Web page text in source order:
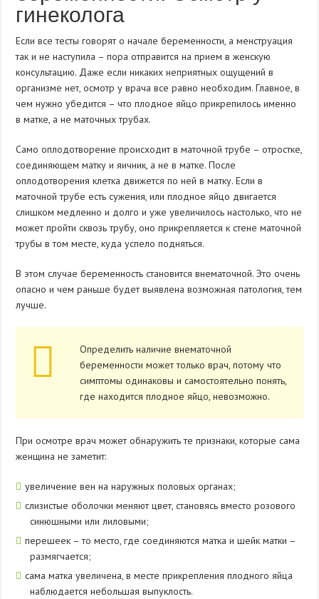
гинеколога
Если все тесты говорят о начале беременности, а менструация
так и не наступила – пора отправится на прием в женскую
консультацию. Даже если никаких неприятных ощущений в
организме нет, осмотр у врача все равно необходим. Главное, в
чем нужно убедится – что плодное яйцо прикрепилось именно
в матке, а не маточных трубах.
Само оплодотворение происходит в маточной трубе – отростке,
соединяющем матку и яичник, а не в матке. После
оплодотворения клетка движется по ней в матку. Если в
маточной трубе есть сужения, или плодное яйцо двигается
слишком медленно и долго и уже увеличилось настолько, что не
может пройти сквозь трубу, оно прикрепляется к стене маточной
трубы в том месте, куда успело подняться.
В этом случае беременность становится внематочной. Это очень
опасно и чем раньше будет выявлена возможная патология, тем
лучше.
Определить наличие внематочной
беременности может только врач, потому что
симптомы одинаковы и самостоятельно понять,
где находится плодное яйцо, невозможно.
При осмотре врач может обнаружить те признаки, которые сама
женщина не заметит:
увеличение вен на наружных половых органах;
слизистые оболочки меняют цвет, становясь вместо розового
синюшными или лиловыми;
перешеек – то место, где соединяются матка и шейк матки –
размягчается;
сама матка увеличена, в месте прикрепления плодного яйца
наблюдается небольшая выпуклость.